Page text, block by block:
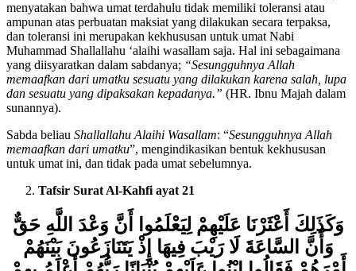
Doctor Philips (2004) menyebutkan kesimpulan para ulama yang
menyatakan bahwa umat terdahulu tidak memiliki toleransi atau
ampunan atas perbuatan maksiat yang dilakukan secara terpaksa,
dan toleransi ini merupakan kekhususan untuk umat Nabi
Muhammad Shallallahu ‘alaihi wasallam saja. Hal ini sebagaimana
yang diisyaratkan dalam sabdanya;“Sesungguhnya Allah
memaafkan dari umatku sesuatu yang dilakukan karena salah, lupa
dan sesuatu yang dipaksakan kepadanya.”
Sabda beliauShallallahu Alaihi Wasallam: “ Sesungguhnya Allah
memaafkan dari umatku”, mengindikasikan bentuk kekhususan
Tafsir Surat Al-Kahfi ayat
وَكَذَلِكَ أَعْثَرْنَا عَلَيْهِمْ لِيَعْلَمُوا أَنَّ وَعْدَ اللَّهِ حَقٌّ
وَأَنَّ السَّاعَةَ لَا رَيْبَ فِيهَا إِذْ يَتَنَازَعُونَ بَيْنَهُمْ